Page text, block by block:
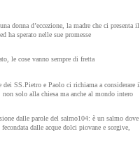
d’eccezione, la madre che ci presenta il
Figlio, la donna che ha creduto alla Parola del Signore ed ha sperato nelle sue promesse
le cose vanno sempre di fretta
e Paolo ci richiama a considerare il
solo alla chiesa ma anche al mondo intero
parole del salmo104: è un salmo dove il